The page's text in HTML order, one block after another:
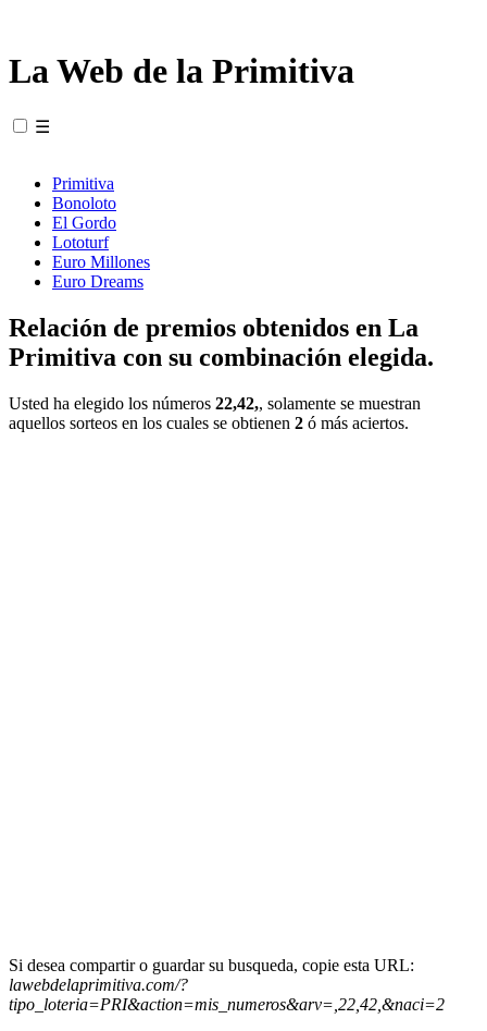
La Web de la Primitiva
☰
Primitiva
Bonoloto
El Gordo
Lototurf
Euro Millones
Euro Dreams
Relación de premios obtenidos en La
Primitiva con su combinación elegida.
Usted ha elegido los números 22,42,, solamente se muestran
aquellos sorteos en los cuales se obtienen 2 ó más aciertos.
Si desea compartir o guardar su busqueda, copie esta URL:
lawebdelaprimitiva.com/?
tipo_loteria=PRI&action=mis_numeros&arv=,22,42,&naci=2